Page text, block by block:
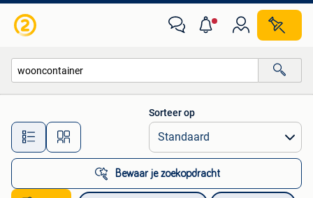
Alle afstanden…
Sorteer op
Bewaar je zoekopdracht